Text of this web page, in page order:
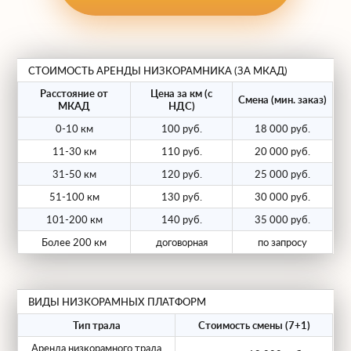
Собственный парк.
Разрешения (КТГ).Наш отдел
логистики самостоятельно оформляет
все необходимые документы на
негабарит.
Профессиональные водители.Опыт
работы с негабаритными грузами от 5
лет.
Нужен надежный низкорамный трал?
Звоните, и мы подберем идеальную
СТОИМОСТЬ АРЕНДЫ НИЗКОРАМНИКА (ЗА МКАД)
Расстояние от
МКАД
Цена за км (с
НДС)
Смена (мин. заказ)
0-10 км 100 руб.
18 000 руб.
11-30 км
110 руб.
20 000 руб.
31-50 км
120 руб.
25 000 руб.
51-100 км
130 руб.
30 000 руб.
101-200 км
140 руб.
35 000 руб.
Более 200 км
договорная по запросу
ВИДЫ НИЗКОРАМНЫХ ПЛАТФОРМ
Тип трала
Стоимость смены (7+1)
Аренда низкорамного трала